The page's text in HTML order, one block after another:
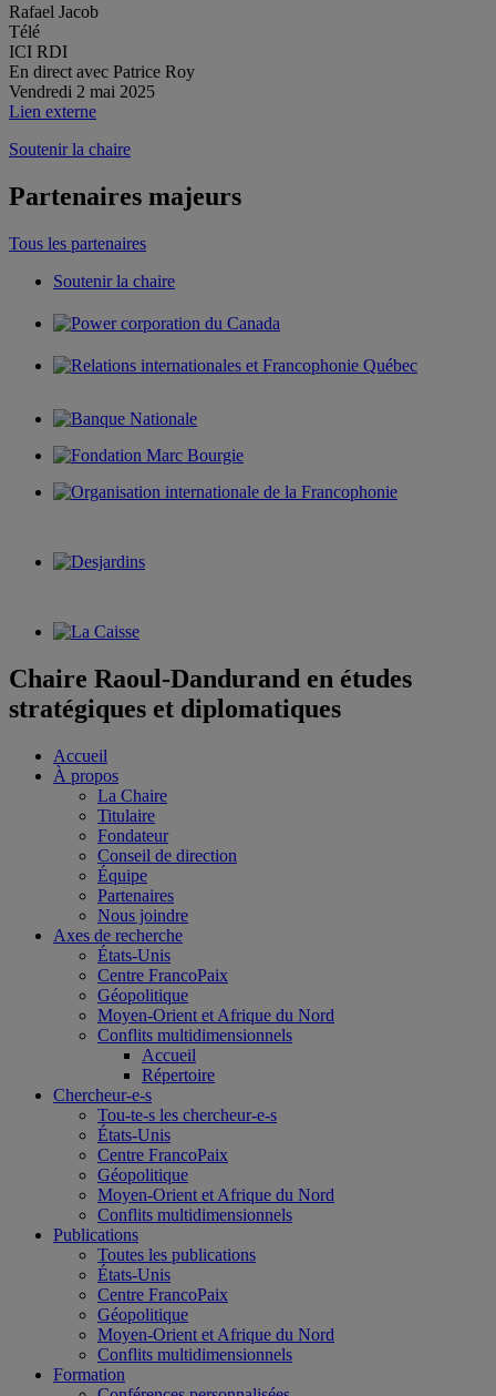
Rafael Jacob
Télé
ICI RDI
En direct avec Patrice Roy
Vendredi 2 mai 2025
Lien externe
Soutenir la chaire
Partenaires majeurs
Tous les partenaires
Soutenir la chaire
Chaire Raoul-Dandurand en études
stratégiques et diplomatiques
Accueil
À propos
La Chaire
Titulaire
Fondateur
Conseil de direction
Équipe
Partenaires
Nous joindre
Axes de recherche
États-Unis
Centre FrancoPaix
Géopolitique
Moyen-Orient et Afrique du Nord
Conflits multidimensionnels
Accueil
Répertoire
Chercheur-e-s
Tou-te-s les chercheur-e-s
États-Unis
Centre FrancoPaix
Géopolitique
Moyen-Orient et Afrique du Nord
Conflits multidimensionnels
Publications
Toutes les publications
États-Unis
Centre FrancoPaix
Géopolitique
Moyen-Orient et Afrique du Nord
Conflits multidimensionnels
Formation